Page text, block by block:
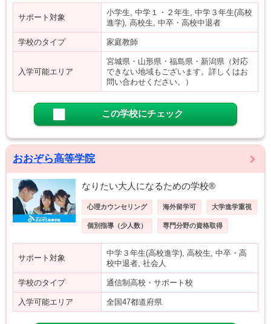
サポート対象
小学生, 中学１・２年生, 中学３年生(高校
進学), 高校生, 中卒・高校中退者
学校のタイプ 家庭教師
入学可能エリア
宮城県・山形県・福島県・新潟県（対応
できない地域もございます。詳しくはお
問い合わせください。）
この学校にチェック
おおぞら高等学院
なりたい大人になるための学校®
心理カウンセリング 海外留学可 大学進学重視
個別指導（少人数） 専門分野の資格取得
サポート対象
中学３年生(高校進学), 高校生, 中卒・高
校中退者, 社会人
学校のタイプ 通信制高校・サポート校
入学可能エリア 全国47都道府県